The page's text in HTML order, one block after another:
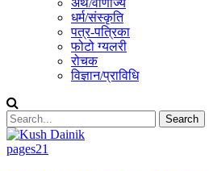
अर्थ/वाणीज्य
धर्म/संस्कृति
पत्र-पत्रिका
फोटो ग्यलरी
रोचक
विज्ञान/प्राविधि
pages21